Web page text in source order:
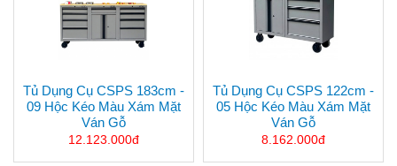
Tủ Dụng Cụ CSPS 183cm -
09 Hộc Kéo Màu Xám Mặt
Ván Gỗ
12.123.000đ
Tủ Dụng Cụ CSPS 122cm -
05 Hộc Kéo Màu Xám Mặt
Ván Gỗ
8.162.000đ